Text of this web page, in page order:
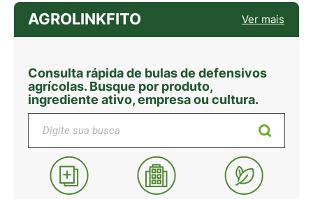
AGROLINKFITO Ver mais
Consulta rápida de bulas de defensivos
agrícolas. Busque por produto,
ingrediente ativo, empresa ou cultura.